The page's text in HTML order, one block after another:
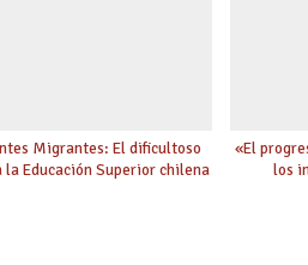
Migrantes: El dificultoso
la Educación Superior chilena
«El
los